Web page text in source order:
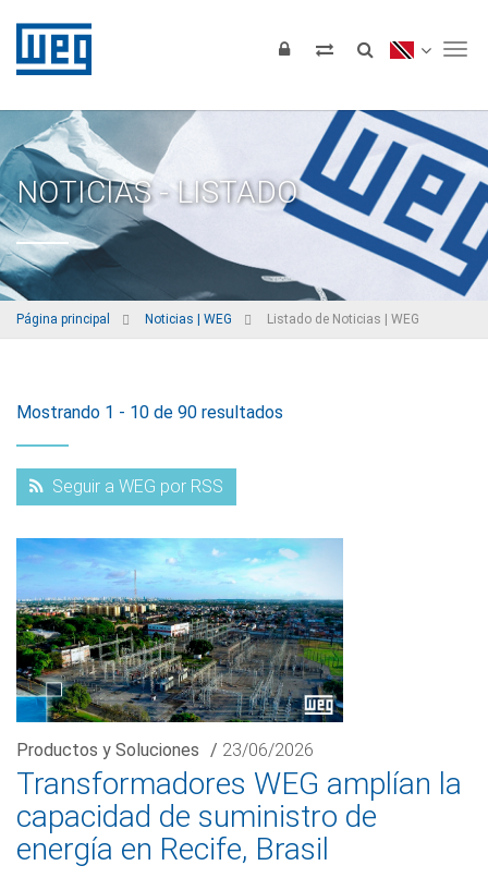
NOTICIAS - LISTADO
Página principal Noticias | WEG Listado de Noticias | WEG
Mostrando 1 - 10 de 90 resultados
Seguir a WEG por RSS
Productos y Soluciones / 23/06/2026
Transformadores WEG amplían la
capacidad de suministro de
energía en Recife, Brasil